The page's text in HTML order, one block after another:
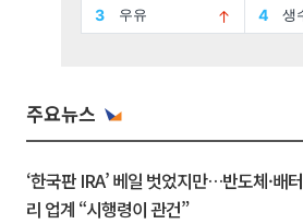
주요뉴스
‘한국판 IRA’ 베일 벗었지만…반도체·배터
리 업계 “시행령이 관건”